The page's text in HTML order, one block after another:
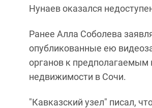
Нунаев оказался
Ранее Алла Соболева
опубликованные ею
органов к предполагаемым
недвижимости в Сочи.
"Кавказский узел" писал,